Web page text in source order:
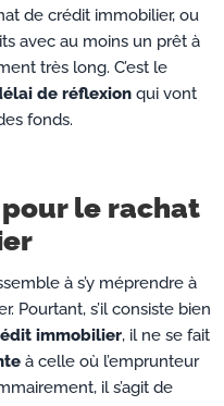
de crédit immobilier, ou
avec au moins un prêt à
très long. C’est le
de réflexion qui vont
fonds.
le rachat
à s’y méprendre à
Pourtant, s’il consiste bien
immobilier, il ne se fait
à celle où l’emprunteur
il s’agit de